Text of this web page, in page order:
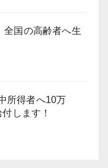
全国の高齢者へ生
所得者へ10万
します！